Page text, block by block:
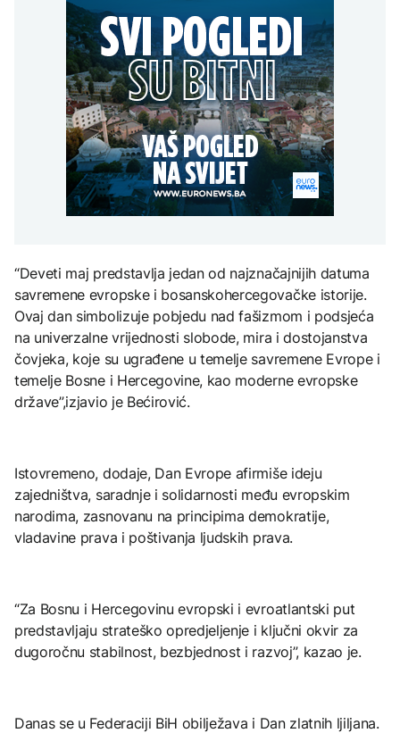
zaključili sporazum o
nagodbi
AKTUELNO
Okončana arbitraža oko
RiTE Ugljevik: EGS i BiH
zaključili sporazum o
nagodbi
Istorijski minimum
Dunava kod Bezdana u
Srbiji: Brodovi nasukani,
navodnjavanje
obustavljeno
moreuzom neće biti
naplaćivana do
konačnog sporazuma s
Iranom
EVROPA
Hantavirus se vratio u
Evropu, struka najavila
hitan sastanak
miliona dolara
KULTURA
Rat i pijesak prijete
drevnim piramidama
Meroe u Sudanu
albumu
“Deveti maj predstavlja jedan od najznačajnijih datuma
savremene evropske i bosanskohercegovačke istorije.
Ovaj dan simbolizuje pobjedu nad fašizmom i podsjeća
na univerzalne vrijednosti slobode, mira i dostojanstva
čovjeka, koje su ugrađene u temelje savremene Evrope i
temelje Bosne i Hercegovine, kao moderne evropske
države”,izjavio je Bećirović.
Istovremeno, dodaje, Dan Evrope afirmiše ideju
zajedništva, saradnje i solidarnosti među evropskim
narodima, zasnovanu na principima demokratije,
vladavine prava i poštivanja ljudskih prava.
“Za Bosnu i Hercegovinu evropski i evroatlantski put
predstavljaju strateško opredjeljenje i ključni okvir za
dugoročnu stabilnost, bezbjednost i razvoj”, kazao je.
Danas se u Federaciji BiH obilježava i Dan zlatnih ljiljana.